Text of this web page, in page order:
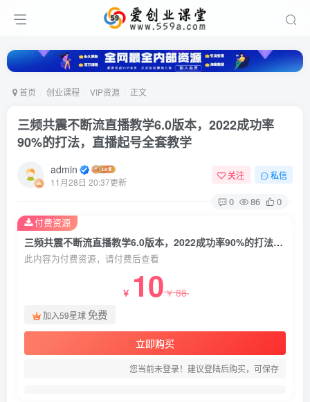
首页 创业课程 VIP资源 正文
三频共震不断流直播教学6.0版本，2022成功率
90%的打法，直播起号全套教学
admin
11月28日 20:37更新
关注 私信
0 86 0
三频共震不断流直播教学6.0版本，2022成功率90%的打法，直播起号全套教学
此内容为付费资源，请付费后查看
￥ 10￥88
加入59星球免费
立即购买
您当前未登录！建议登陆后购买，可保存
付费资源